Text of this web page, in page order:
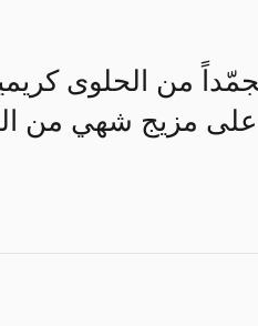
من الحلوى
مزيج شهي من